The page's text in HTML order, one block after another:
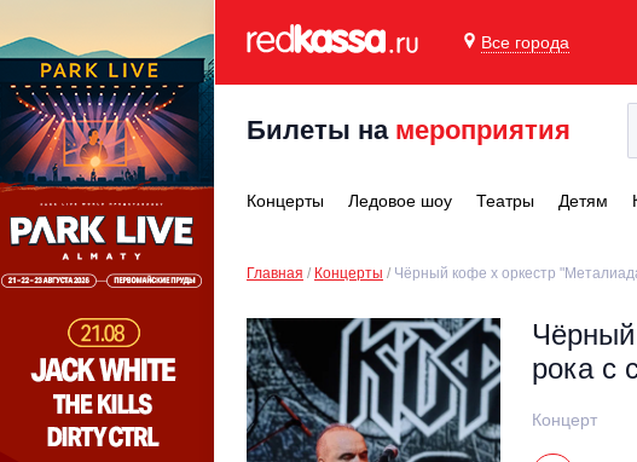
Все города
Билеты на мероприятия
Концерты Ледовое шоу Театры Детям
Главная Концерты Чёрный кофе х оркестр
рока с
Концерт